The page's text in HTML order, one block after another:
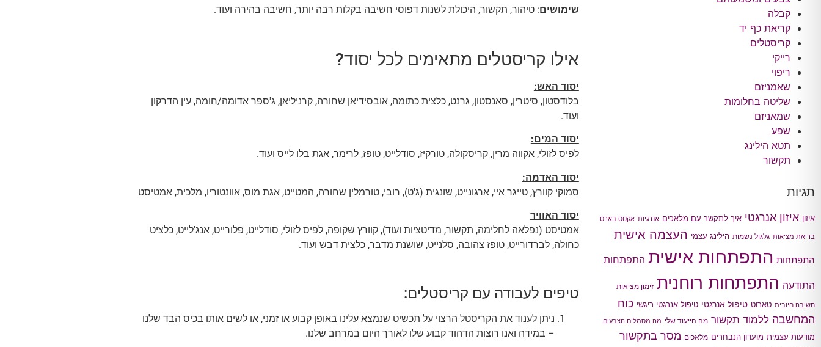
קבלה
קריאת כף יד
קריסטלים
רייקי
ריפוי
שאמניזם
שליטה בחלומות
שמאניזם
שפע
תטא הילינג
תקשור
תגיות
איזון איזון אנרגטי איך לתקשר עם מלאכים אנרגיות אקסס בארס
בריאת מציאות גלגול נשמות הילינג עצמי העצמה אישית
התפתחות התפתחות אישית התפתחות
התודעה התפתחות רוחנית זימון מציאות
חשיבה חיובית טארוט טיפול אנרגטי טיפול אנרגטי ריגשי כוח
המחשבה ללמוד תקשור מה הייעוד שלי מה מסמלים הצבעים
מודעות עצמית מועדון הנבחרים מלאכים מסר בתקשור
שימושים: טיהור, תקשור, היכולת לשנות דפוסי חשיבה בקלות רבה יותר, חשיבה בהירה ועוד.
אילו קריסטלים מתאימים לכל יסוד?
יסוד האש:
בלודסטון, סיטרין, סאנסטון, גרנט, כלצית כתומה, אובסידיאן שחורה, קרניליאן, ג'ספר אדומה/חומה, עין הדרקון
ועוד.
יסוד המים:
לפיס לזולי, אקווה מרין, קריסקולה, טורקיז, סודלייט, טופז, לרימר, אגת בלו לייס ועוד.
יסוד האדמה:
סמוקי קוורץ, טייגר איי, ארגונייט, שונגית (ג'ט), רובי, טורמלין שחורה, המטייט, אגת מוס, אוונטוריו, מלכית, אמטיסט
יסוד האוויר
אמטיסט (נפלאה לחלימה, תקשור, מדיטציות ועוד), קוורץ שקופה, לפיס לזולי, סודלייט, פלורייט, אנג'לייט, כלציט
כחולה, לברדורייט, טופז צהובה, סלנייט, שושנת מדבר, כלצית דבש ועוד.
טיפים לעבודה עם קריסטלים:
ניתן לענוד את הקריסטל הרצוי על תכשיט שנמצא עלינו באופן קבוע או זמני, או לשים אותו בכיס הבד שלנו
– במידה ואנו רוצות הדהוד קבוע שלו לאורך היום במרחב שלנו.